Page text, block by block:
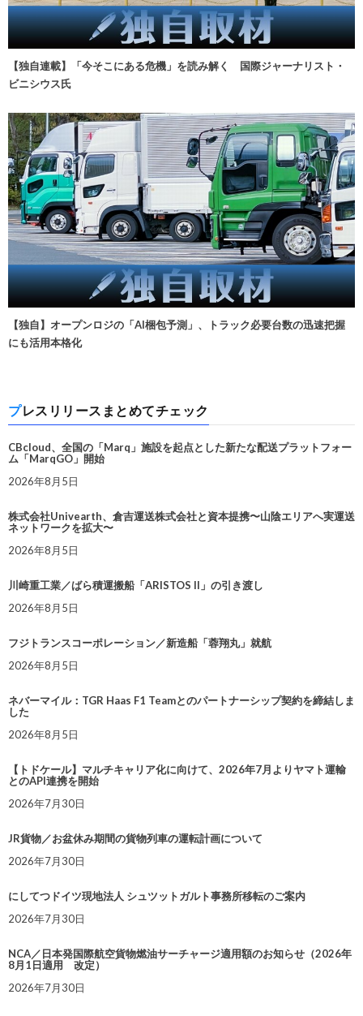
【独自連載】「今そこにある危機」を読み解く 国際ジャーナリスト・
ビニシウス氏
【独自】オープンロジの「AI梱包予測」、トラック必要台数の迅速把握
にも活用本格化
プレスリリースまとめてチェック
CBcloud、全国の「Marq」施設を起点とした新たな配送プラットフォー
ム「MarqGO」開始
2026年8月5日
株式会社Univearth、倉吉運送株式会社と資本提携〜山陰エリアへ実運送
ネットワークを拡大〜
2026年8月5日
川崎重工業／ばら積運搬船「ARISTOS II」の引き渡し
2026年8月5日
フジトランスコーポレーション／新造船「蓉翔丸」就航
2026年8月5日
ネバーマイル：TGR Haas F1 Teamとのパートナーシップ契約を締結しま
した
2026年8月5日
【トドケール】マルチキャリア化に向けて、2026年7月よりヤマト運輸
とのAPI連携を開始
2026年7月30日
JR貨物／お盆休み期間の貨物列車の運転計画について
2026年7月30日
にしてつドイツ現地法人 シュツットガルト事務所移転のご案内
2026年7月30日
NCA／日本発国際航空貨物燃油サーチャージ適用額のお知らせ（2026年
8月1日適用 改定）
2026年7月30日